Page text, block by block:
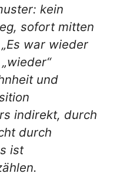
kein
sofort mitten
war wieder
und
indirekt, durch
durch
ist